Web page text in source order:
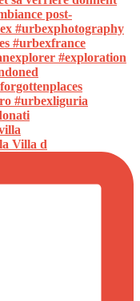
Villa d